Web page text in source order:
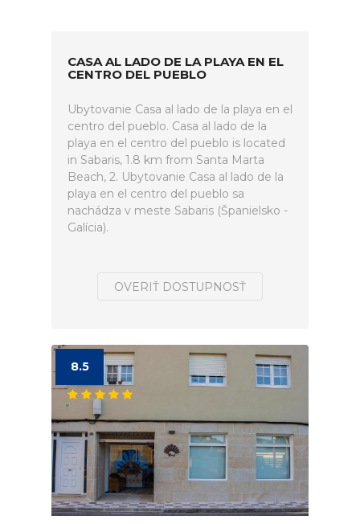
CASA AL LADO DE LA PLAYA EN EL
CENTRO DEL PUEBLO
Ubytovanie Casa al lado de la playa en el
centro del pueblo. Casa al lado de la
playa en el centro del pueblo is located
in Sabaris, 1.8 km from Santa Marta
Beach, 2. Ubytovanie Casa al lado de la
playa en el centro del pueblo sa
nachádza v meste Sabaris (Španielsko -
Galícia).
OVERIŤ DOSTUPNOSŤ
8.5